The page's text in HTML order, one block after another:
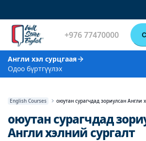
+976 77470000
Англи хэл сурцгаая
Одоо бүртгүүлэх
English Courses оюутан сурагчдад зориулсан Англи
оюутан сурагчдад
Англи хэлний сургалт